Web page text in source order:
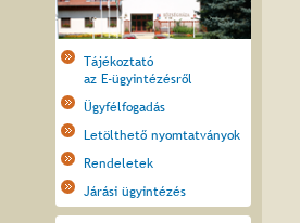
Tájékoztató
az E-ügyintézésről
Ügyfélfogadás
Letölthető nyomtatványok
Rendeletek
Járási ügyintézés